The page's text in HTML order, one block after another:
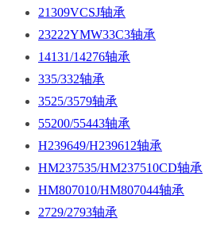
21309VCSJ轴承
23222YMW33C3轴承
14131/14276轴承
335/332轴承
3525/3579轴承
55200/55443轴承
H239649/H239612轴承
HM237535/HM237510CD轴承
HM807010/HM807044轴承
2729/2793轴承